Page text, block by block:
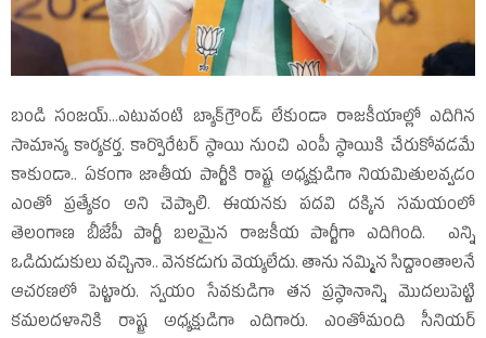
బండి సంజయ్‌...ఎటువంటి బ్యాక్‌గ్రౌండ్‌ లేకుండా రాజకీయాల్లో ఎదిగిన
సామాన్య కార్యకర్త. కార్పొరేటర్‌ స్థాయి నుంచి ఎంపీ స్థాయికి చేరుకోవడమే
కాకుండా.. ఏకంగా జాతీయ పార్టీకి రాష్ట్ర అధ్యక్షుడిగా నియమితులవ్వడం
ఎంతో ప్రత్యేకం అని చెప్పాలి. ఈయనకు పదవి దక్కిన సమయంలో
తెలంగాణ బీజేపీ పార్టీ బలమైన రాజకీయ పార్టీగా ఎదిగింది. ఎన్ని
ఒడిదుడుకులు వచ్చినా.. వెనకడుగు వెయ్యలేదు. తాను నమ్మిన సిద్దాంతాలనే
ఆచరణలో పెట్టారు. స్వయం సేవకుడిగా తన ప్రస్థానాన్ని మొదలుపెట్టి
కమలదళానికి రాష్ట్ర అధ్యక్షుడిగా ఎదిగారు. ఎంతోమంది సీనియర్‌